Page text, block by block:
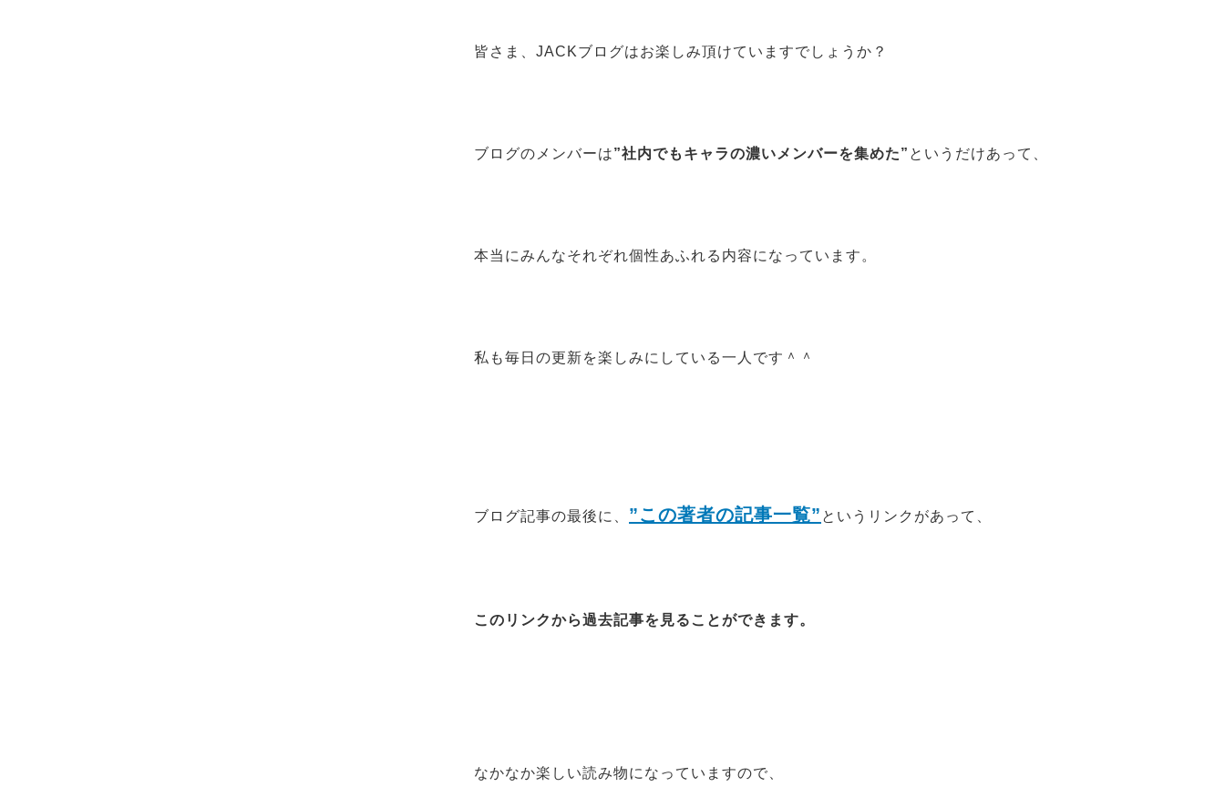
皆さま、JACKブログはお楽しみ頂けていますでしょうか？
ブログのメンバーは”社内でもキャラの濃いメンバーを集めた” というだけあって、
本当にみんなそれぞれ個性あふれる内容になっています。
私も毎日の更新を楽しみにしている一人です＾＾
ブログ記事の最後に、 ”この著者の記事一覧” というリンクがあって、
このリンクから過去記事を見ることができます。
なかなか楽しい読み物になっていますので、